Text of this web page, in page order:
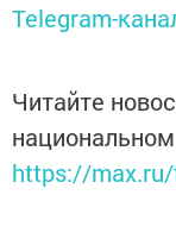
Telegram-
Читайте
https://